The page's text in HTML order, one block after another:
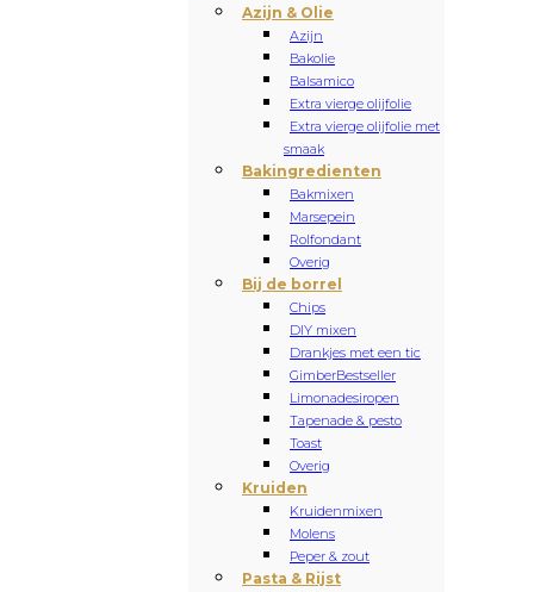
Azijn & Olie
Azijn
Bakolie
Balsamico
Extra vierge olijfolie
Extra vierge olijfolie met
smaak
Bakingredienten
Bakmixen
Marsepein
Rolfondant
Overig
Bij de borrel
Chips
DIY mixen
Drankjes met een tic
GimberBestseller
Limonadesiropen
Tapenade & pesto
Toast
Overig
Kruiden
Kruidenmixen
Molens
Peper & zout
Pasta & Rijst